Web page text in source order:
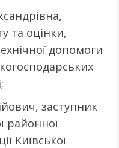
та оцінки,
допомоги
заступник
районної
Київської